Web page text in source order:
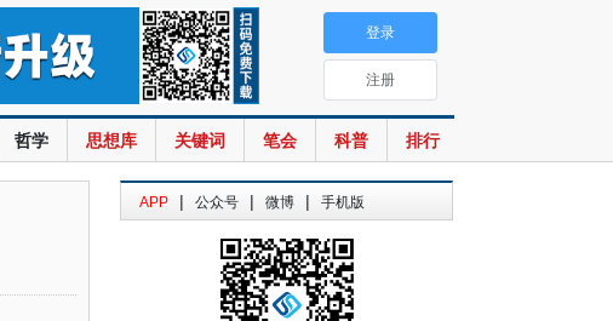
哲学 思想库 关键词 笔会 科普 排行
登录
注册
APP | 公众号 | 微博 | 手机版